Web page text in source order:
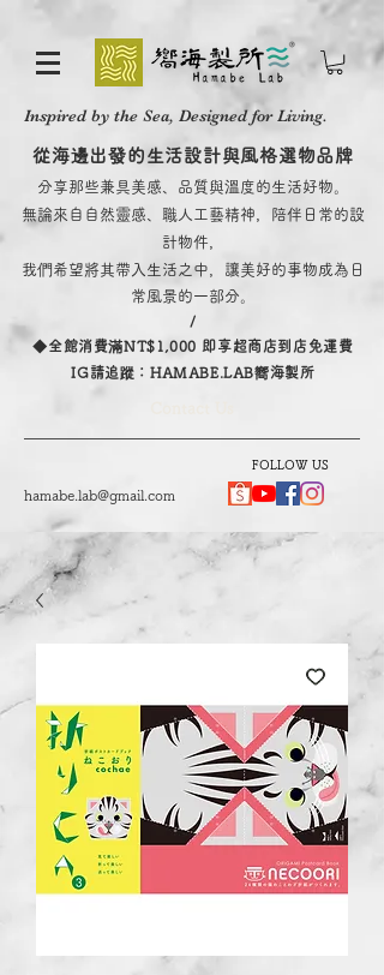
Inspired by the Sea, Designed for Living.
從海邊出發的生活設計與風格選物品牌
分享那些兼具美感、品質與溫度的生活好物。
無論來自自然靈感、職人工藝精神，陪伴日常的設
計物件，
我們希望將其帶入生活之中，讓美好的事物成為日
常風景的一部分。
/
​◆全館消費滿NT$1,000 即享超商店到店免運費
IG請追蹤：HAMABE.LAB嚮海製所
FOLLOW US
hamabe.lab@gmail.com